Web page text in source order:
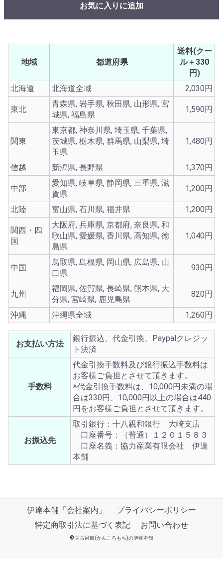
お気に入りに追加
地域 都道府県
送料(クー
ル＋330
円)
北海道
北海道全域 2,030円
東北
青森県, 岩手県, 秋田県, 山形県, 宮
城県, 福島県
1,590円
関東
東京都, 神奈川県, 埼玉県, 千葉県,
茨城県, 栃木県, 群馬県, 山梨県, 埼
玉県
1,480円
信越 新潟県, 長野県 1,370円
中部
愛知県, 岐阜県, 静岡県, 三重県, 滋
賀県
1,200円
北陸 富山県, 石川県, 福井県 1,200円
関西・四
国
大阪府, 兵庫県, 京都府, 奈良県, 和
歌山県, 愛媛県, 香川県, 高知県, 徳
島県
1,040円
中国
鳥取県, 島根県, 岡山県, 広島県, 山
口県
930円
九州
福岡県, 佐賀県, 長崎県, 熊本県, 大
分県, 宮崎県, 鹿児島県
820円
沖縄 沖縄県全域 1,260円
お支払い方法
銀行振込、代金引換、Paypalクレジッ
ト決済
手数料
代金引換手数料及び銀行振込手数料は
お客様ご負担とさせて頂きます。
※代金引換手数料は、10,000円未満の場
合は330円、10,000円以上の場合は440
円をお客様ご負担とさせて頂きます。
お振込先
取引銀行：十八親和銀行 大崎支店
口座番号：（普通）１２０１５８３
口座名義：協力産業有限会社 伊達
本舗
伊達本舗「会社案内」
プライバシーポリシー
特定商取引法に基づく表記
お問い合わせ
©甘古呂餅(かんころもち)の伊達本舗